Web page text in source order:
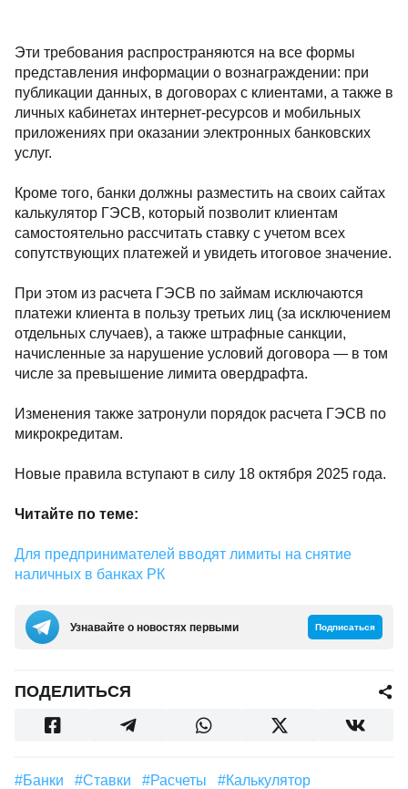
Эти требования распространяются на все формы
представления информации о вознаграждении: при
публикации данных, в договорах с клиентами, а также в
личных кабинетах интернет-ресурсов и мобильных
приложениях при оказании электронных банковских
услуг.
Кроме того, банки должны разместить на своих сайтах
калькулятор ГЭСВ, который позволит клиентам
самостоятельно рассчитать ставку с учетом всех
сопутствующих платежей и увидеть итоговое значение.
При этом из расчета ГЭСВ по займам исключаются
платежи клиента в пользу третьих лиц (за исключением
отдельных случаев), а также штрафные санкции,
начисленные за нарушение условий договора — в том
числе за превышение лимита овердрафта.
Изменения также затронули порядок расчета ГЭСВ по
микрокредитам.
Новые правила вступают в силу 18 октября 2025 года.
Читайте по теме:
Для предпринимателей вводят лимиты на снятие
наличных в банках РК
Узнавайте о новостях первыми Подписаться
ПОДЕЛИТЬСЯ
#Банки #ставки #Расчеты #калькулятор